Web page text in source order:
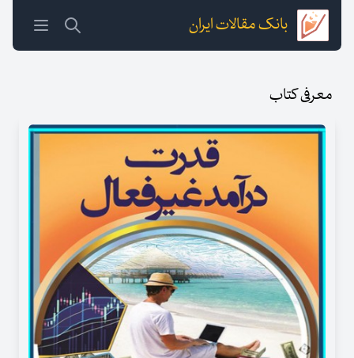
بانک مقالات ایران
معرفی کتاب